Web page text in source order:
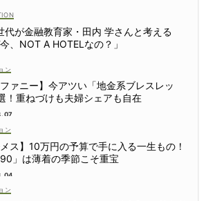
代が金融教育家・田内 学さんと考える
今、NOT A HOTELなの？」
ン
ファニー】今アツい「地金系ブレスレッ
！重ねづけも夫婦シェアも自在
ン
メス】10万円の予算で手に入る一生もの！
90」は薄着の季節こそ重宝
ン